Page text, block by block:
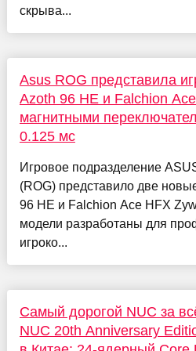
скрыва...
Asus ROG представила
Azoth 96 HE и Falchion
магнитными
0.125 мс
Игровое подразделение
(ROG) представило две
96 HE и Falchion Ace HFX
модели разработаны для
игроко...
Самый дорогой NUC за
NUC 20th Anniversary